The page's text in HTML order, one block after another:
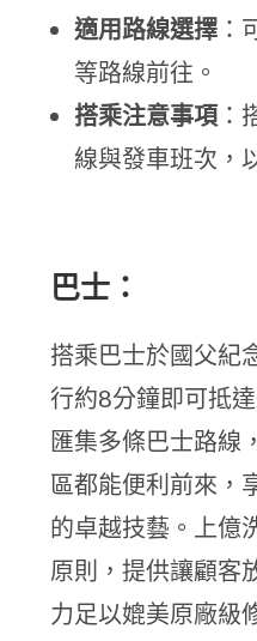
適用路線選擇 ：
等路線前往。
搭乘注意事項 ：
線與發車班次，
巴士：
搭乘巴士於國父紀
行約8分鐘即可抵
匯集多條巴士路線
區都能便利前來，
的卓越技藝。上億
原則，提供讓顧客
力足以媲美原廠級